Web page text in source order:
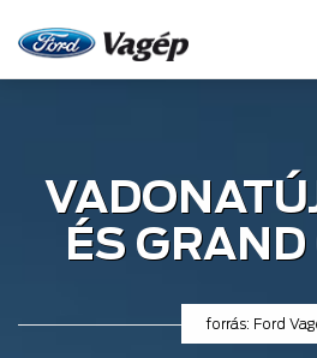
ÉS
forrás: Ford